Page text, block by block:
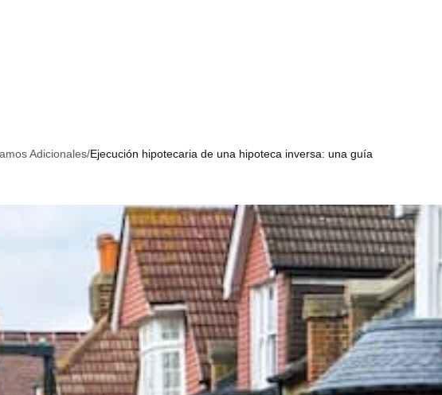
Adicionales/Ejecución hipotecaria de una hipoteca inversa: una guía